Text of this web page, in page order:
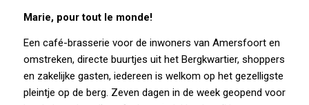
Marie, pour tout le monde!
Een café-brasserie voor de inwoners van Amersfoort en
omstreken, directe buurtjes uit het Bergkwartier, shoppers
en zakelijke gasten, iedereen is welkom op het gezelligste
pleintje op de berg. Zeven dagen in de week geopend voor